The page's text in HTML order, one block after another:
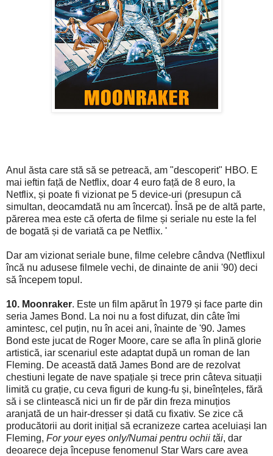
Anul ăsta care stă să se petreacă, am "descoperit" HBO. E
mai ieftin față de Netflix, doar 4 euro față de 8 euro, la
Netflix, și poate fi vizionat pe 5 device-uri (presupun că
simultan, deocamdată nu am încercat). Însă pe de altă parte,
părerea mea este că oferta de filme și seriale nu este la fel
de bogată și de variată ca pe Netflix. '
Dar am vizionat seriale bune, filme celebre cândva (Netflixul
încă nu adusese filmele vechi, de dinainte de anii '90) deci
să începem topul.
10. Moonraker. Este un film apărut în 1979 și face parte din
seria James Bond. La noi nu a fost difuzat, din câte îmi
amintesc, cel puțin, nu în acei ani, înainte de '90. James
Bond este jucat de Roger Moore, care se afla în plină glorie
artistică, iar scenariul este adaptat după un roman de Ian
Fleming. De această dată James Bond are de rezolvat
chestiuni legate de nave spațiale și trece prin câteva situații
limită cu grație, cu ceva figuri de kung-fu și, bineînțeles, fără
să i se clintească nici un fir de păr din freza minuțios
aranjată de un hair-dresser și dată cu fixativ. Se zice că
producătorii au dorit inițial să ecranizeze cartea aceluiași Ian
Fleming, For your eyes only/Numai pentru ochii tăi, dar
deoarece deja începuse fenomenul Star Wars care avea